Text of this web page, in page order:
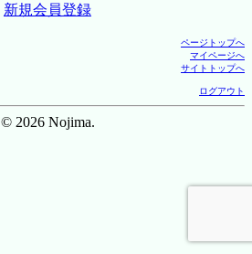
新規会員登録
ページトップへ
マイページへ
サイトトップへ
ログアウト
© 2026 Nojima.